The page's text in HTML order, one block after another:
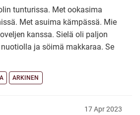
tunturissa. Met ookasima
Met asuima kämpässä. Mie
kanssa. Sielä oli paljon
ja söimä makkaraa. Se
ARKINEN
17 Apr 2023